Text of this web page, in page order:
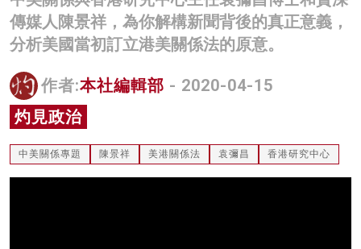
科技
影片
名家榜
灼見活動
傳媒人陳景祥，為你解構新聞背後的真正意義，
分析美國當初訂立港美關係法的原意。
作者:本社編輯部 - 2020-04-15
灼見政治
中美關係專題 陳景祥 美港關係法 袁彌昌 香港研究中心